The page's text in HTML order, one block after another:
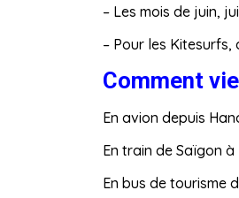
– Les mois de juin,
– Pour les
Comment
En avion depuis
En train de Saïgon à
En bus de tourisme